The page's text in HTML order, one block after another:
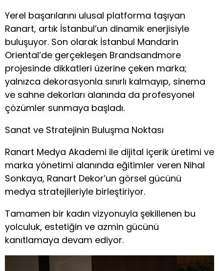
​Yerel başarılarını ulusal platforma taşıyan
Ranart, artık İstanbul’un dinamik enerjisiyle
buluşuyor. Son olarak İstanbul Mandarin
Oriental’de gerçekleşen Brandsandmore
projesinde dikkatleri üzerine çeken marka;
yalnızca dekorasyonla sınırlı kalmayıp, sinema
ve sahne dekorları alanında da profesyonel
çözümler sunmaya başladı.
​Sanat ve Stratejinin Buluşma Noktası
​Ranart Medya Akademi ile dijital içerik üretimi ve
marka yönetimi alanında eğitimler veren Nihal
Sonkaya, Ranart Dekor’un görsel gücünü
medya stratejileriyle birleştiriyor.
Tamamen bir kadın vizyonuyla şekillenen bu
yolculuk, estetiğin ve azmin gücünü
kanıtlamaya devam ediyor.